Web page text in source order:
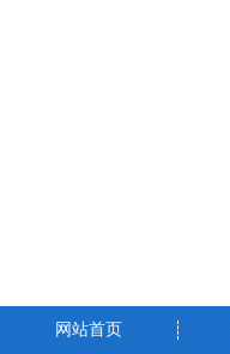
网站首页